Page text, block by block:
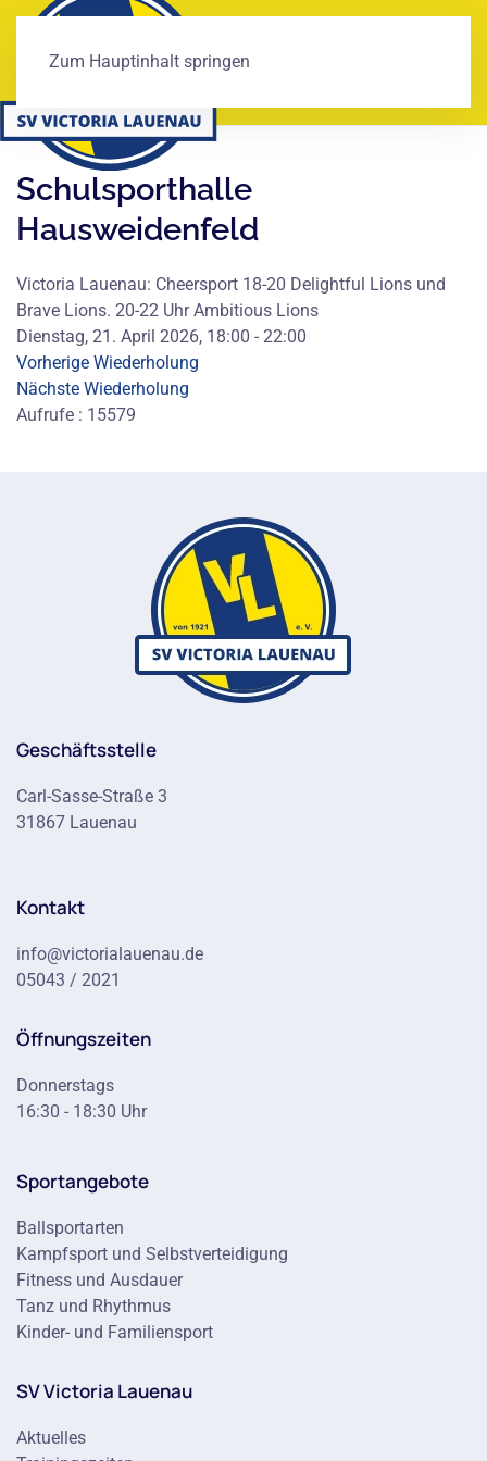
Zum Hauptinhalt springen
Schulsporthalle
Hausweidenfeld
Victoria Lauenau: Cheersport 18-20 Delightful Lions und
Brave Lions. 20-22 Uhr Ambitious Lions
Dienstag, 21. April 2026, 18:00 - 22:00
Vorherige Wiederholung
Nächste Wiederholung
Aufrufe : 15579
Geschäftsstelle
Carl-Sasse-Straße 3
31867 Lauenau
Kontakt
info@victorialauenau.de
05043 / 2021
Öffnungszeiten
Donnerstags
16:30 - 18:30 Uhr
Sportangebote
Ballsportarten
Kampfsport und Selbstverteidigung
Fitness und Ausdauer
Tanz und Rhythmus
Kinder- und Familiensport
SV Victoria Lauenau
Aktuelles